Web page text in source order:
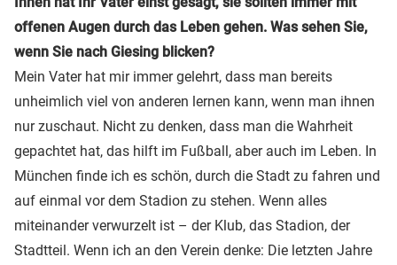
offenen Augen durch das Leben gehen. Was sehen Sie,
wenn Sie nach Giesing blicken?
Mein Vater hat mir immer gelehrt, dass man bereits
unheimlich viel von anderen lernen kann, wenn man ihnen
nur zuschaut. Nicht zu denken, dass man die Wahrheit
gepachtet hat, das hilft im Fußball, aber auch im Leben. In
München finde ich es schön, durch die Stadt zu fahren und
auf einmal vor dem Stadion zu stehen. Wenn alles
miteinander verwurzelt ist – der Klub, das Stadion, der
Stadtteil. Wenn ich an den Verein denke: Die letzten Jahre